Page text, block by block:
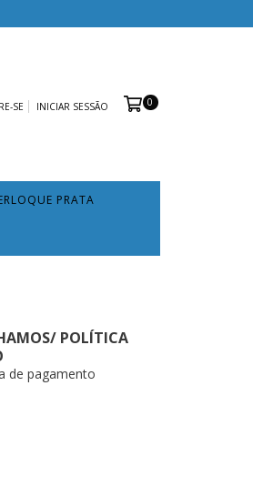
SE INICIAR SESSÃO 0
PRATA
POLÍTICA
de pagamento